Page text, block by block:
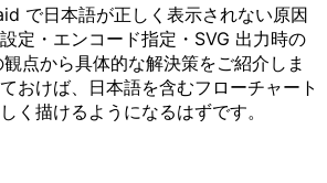
で日本語が正しく表示されない原因
定・エンコード指定・SVG 出力時の
点から具体的な解決策をご紹介しま
おけば、日本語を含むフローチャート
く描けるようになるはずです。